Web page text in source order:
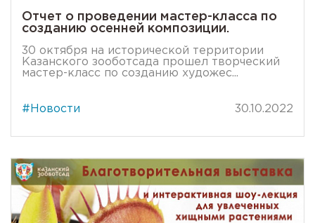
Отчет о проведении мастер-класса по
созданию осенней композиции.
30 октября на исторической территории
Казанского зооботсада прошел творческий
мастер-класс по созданию художес...
#Новости 30.10.2022